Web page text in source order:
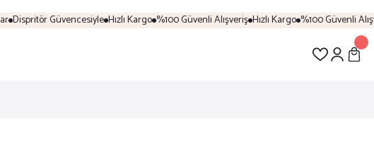
Dispritör Güvencesiyle Hızlı Kargo %100 Güvenli Alışveriş Hızlı Kargo %100 Güvenli